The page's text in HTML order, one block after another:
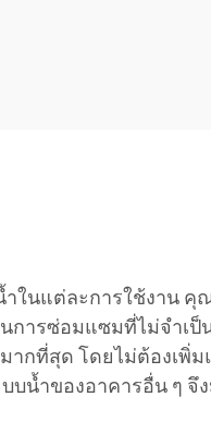
ำในแต่ละการใช้งาน
ารซ่อมแซมที่ไม่จำเป็
กที่สุด โดยไม่ต้องเพิ่ม
บน้ำของอาคารอื่น ๆ จึ